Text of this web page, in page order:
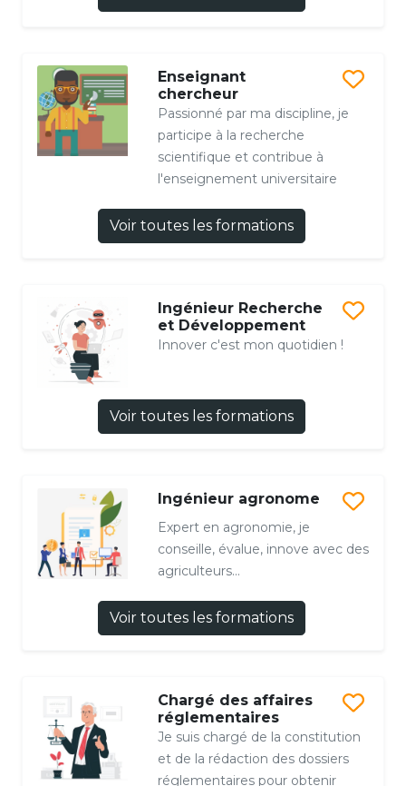
Enseignant
chercheur
Passionné par ma discipline, je
participe à la recherche
scientifique et contribue à
l'enseignement universitaire
Voir toutes les formations
Ingénieur Recherche
et Développement
Innover c'est mon quotidien !
Voir toutes les formations
Ingénieur agronome
Expert en agronomie, je
conseille, évalue, innove avec des
agriculteurs...
Voir toutes les formations
Chargé des affaires
réglementaires
Je suis chargé de la constitution
et de la rédaction des dossiers
réglementaires pour obtenir